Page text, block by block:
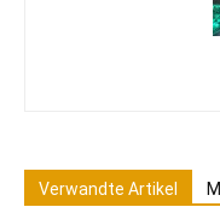
Verwandte Artikel